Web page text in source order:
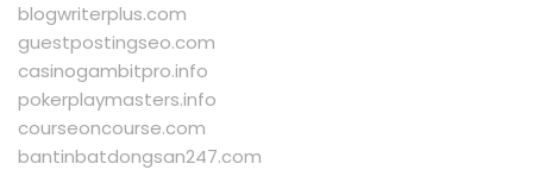
blogwriterplus.com
guestpostingseo.com
casinogambitpro.info
pokerplaymasters.info
courseoncourse.com
bantinbatdongsan247.com